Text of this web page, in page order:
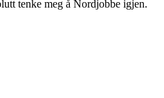
tenke meg å Nordjobbe igjen.